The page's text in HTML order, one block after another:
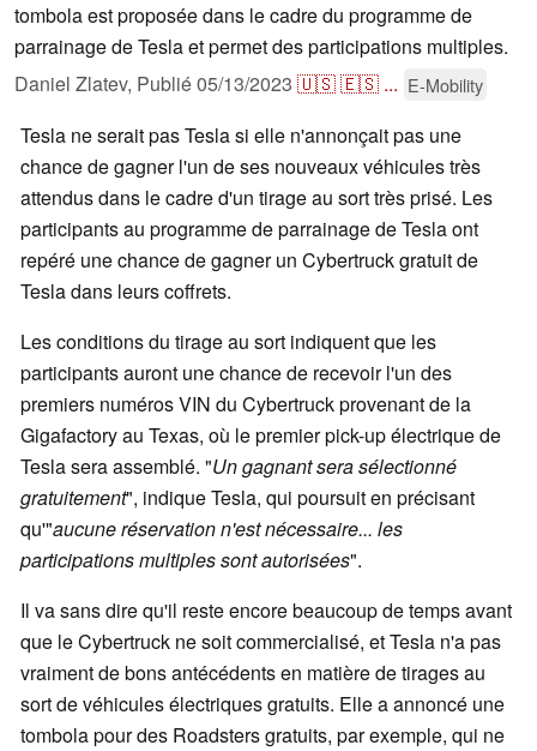
tombola est proposée dans le cadre du programme de
parrainage de Tesla et permet des participations multiples.
Daniel Zlatev, Publié05/13/2023 🇺🇸🇪🇸 ... E-Mobility
Tesla ne serait pas Tesla si elle n'annonçait pas une
chance de gagner l'un de ses nouveaux véhicules très
attendus dans le cadre d'un tirage au sort très prisé. Les
participants au programme de parrainage de Tesla ont
repéré une chance de gagner un Cybertruck gratuit de
Tesla dans leurs coffrets.
Les conditions du tirage au sort indiquent que les
participants auront une chance de recevoir l'un des
premiers numéros VIN du Cybertruck provenant de la
Gigafactory au Texas, où le premier pick-up électrique de
Tesla sera assemblé. "Un gagnant sera sélectionné
gratuitement", indique Tesla, qui poursuit en précisant
qu'"aucune réservation n'est nécessaire... les
participations multiples sont autorisées".
Il va sans dire qu'il reste encore beaucoup de temps avant
que le Cybertruck ne soit commercialisé, et Tesla n'a pas
vraiment de bons antécédents en matière de tirages au
sort de véhicules électriques gratuits. Elle a annoncé une
tombola pour des Roadsters gratuits, par exemple, qui ne